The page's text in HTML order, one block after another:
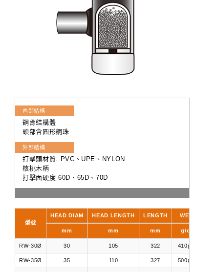
內部結構
鋼骨結構體
頭部含圓形鋼珠
外部結構
打擊頭材質: PVC、UPE、NYLON
核桃木柄
打擊面硬度 60D、65D、70D
型號
HEAD DIAM HEAD LENGTH LENGTH WEIGHT
mm mm mm g/oz/kg
RW-30Ø 30 105 322 410g/14oz
RW-35Ø 35 110 327 500g/17oz